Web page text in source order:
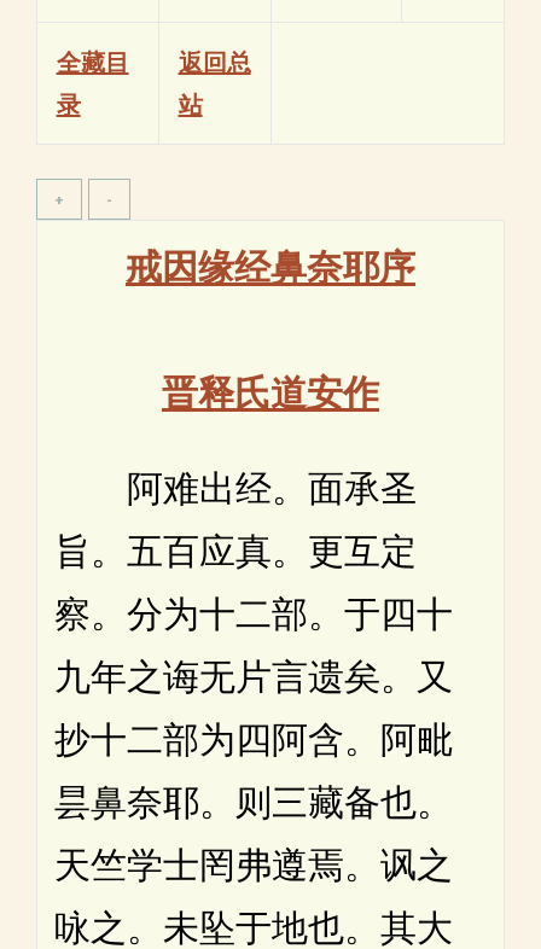
全藏目
录
返回总
站
戒因缘经鼻奈耶序
晋释氏道安作
阿难出经。面承圣
旨。五百应真。更互定
察。分为十二部。于四十
九年之诲无片言遗矣。又
抄十二部为四阿含。阿毗
昙鼻奈耶。则三藏备也。
天竺学士罔弗遵焉。讽之
咏之。未坠于地也。其大